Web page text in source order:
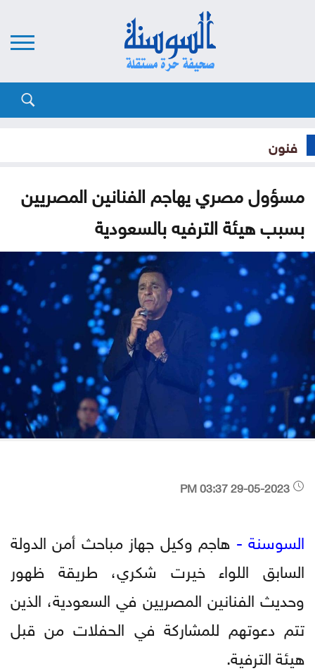
فنون
مسؤول مصري يهاجم الفنانين المصريين
بسبب هيئة الترفيه بالسعودية
السوسنة - هاجم وكيل جهاز مباحث أمن الدولة
السابق اللواء خيرت شكري، طريقة ظهور
وحديث الفنانين المصريين في السعودية، الذين
تتم دعوتهم للمشاركة في الحفلات من قبل
هيئة الترفية.